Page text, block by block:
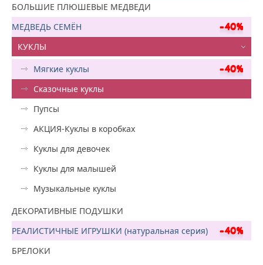
БОЛЬШИЕ ПЛЮШЕВЫЕ МЕДВЕДИ
МЕДВЕДЬ СЕМЁН
КУКЛЫ
Мягкие куклы
Сказочные куклы
Пупсы
АКЦИЯ-Куклы в коробках
Куклы для девочек
Куклы для малышей
Музыкальные куклы
ДЕКОРАТИВНЫЕ ПОДУШКИ
РЕАЛИСТИЧНЫЕ ИГРУШКИ (натуральная серия)
БРЕЛОКИ